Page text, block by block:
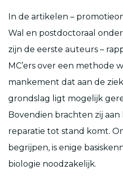
In de artikelen –
Wal en postdoctoraal
zijn de eerste auteurs –
MC’ers over een methode
mankement dat aan de
grondslag ligt mogelijk
Bovendien brachten zij
reparatie tot stand komt.
begrijpen, is enige
biologie noodzakelijk.